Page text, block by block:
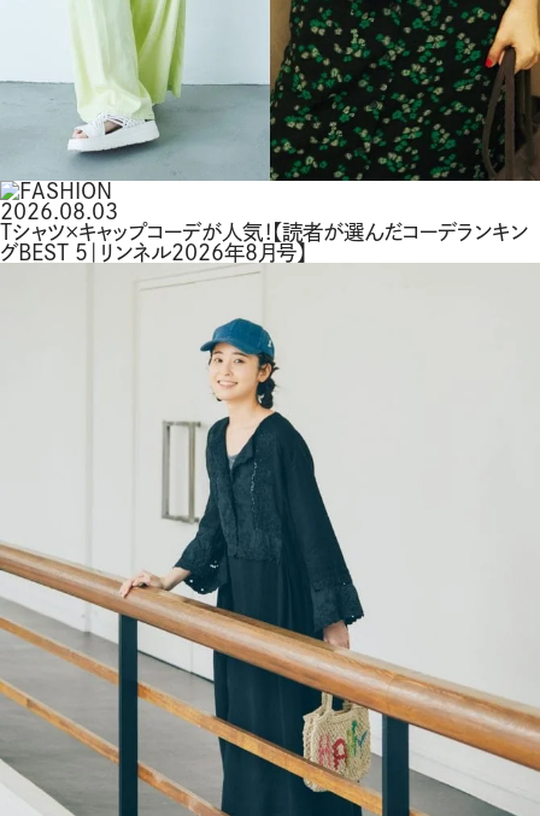
2026.08.03
Tシャツ×キャップコーデが人気！【読者が選んだコーデランキン
グBEST 5｜リンネル2026年8月号】